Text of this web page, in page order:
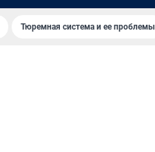
Тюремная система и ее проблемы